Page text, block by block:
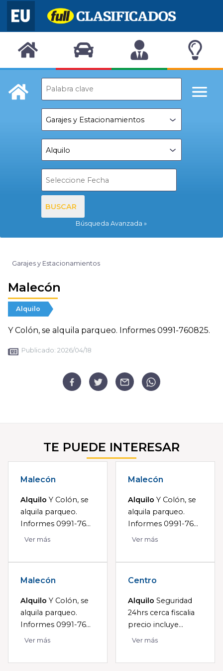
BUSCAR
Búsqueda Avanzada
Garajes y Estacionamientos
Malecón
Alquilo
Y Colón, se alquila parqueo. Informes 0991-760825.
Publicado: 2026/04/18
TE PUEDE INTERESAR
Malecón
Alquilo Y Colón, se
alquila parqueo.
Informes 0991-76...
Ver más
Malecón
Alquilo Y Colón, se
alquila parqueo.
Informes 0991-76...
Ver más
Malecón
Alquilo Y Colón, se
alquila parqueo.
Informes 0991-76...
Ver más
Centro
Alquilo Seguridad
24hrs cerca fiscalia
precio incluye...
Ver más